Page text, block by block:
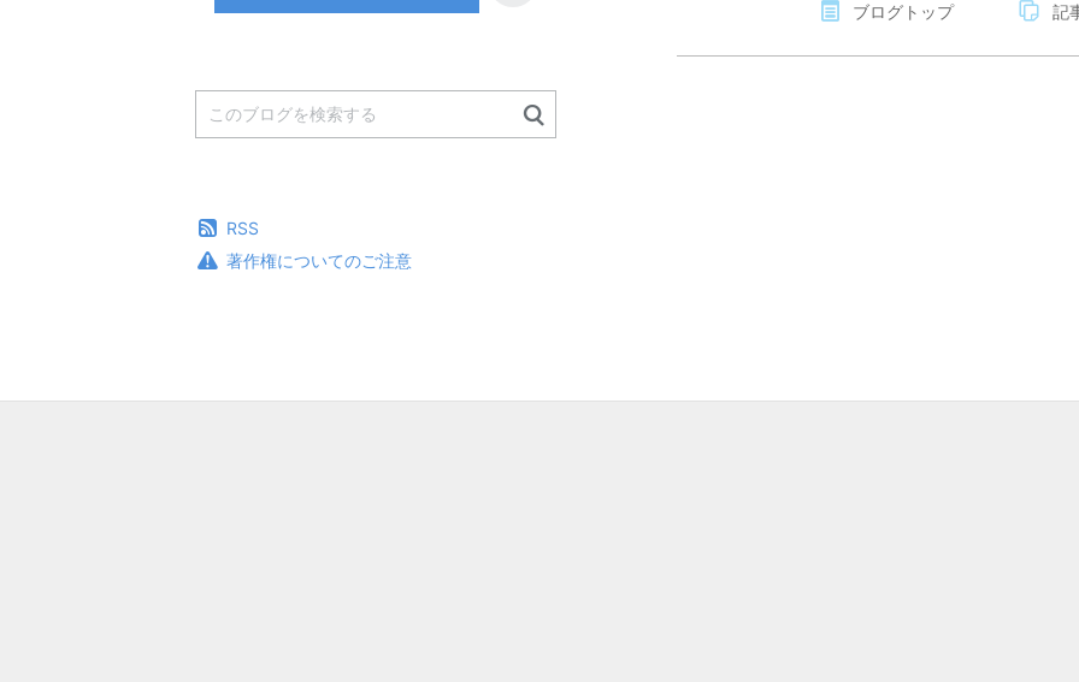
ブログトップ 記
RSS
著作権についてのご注意